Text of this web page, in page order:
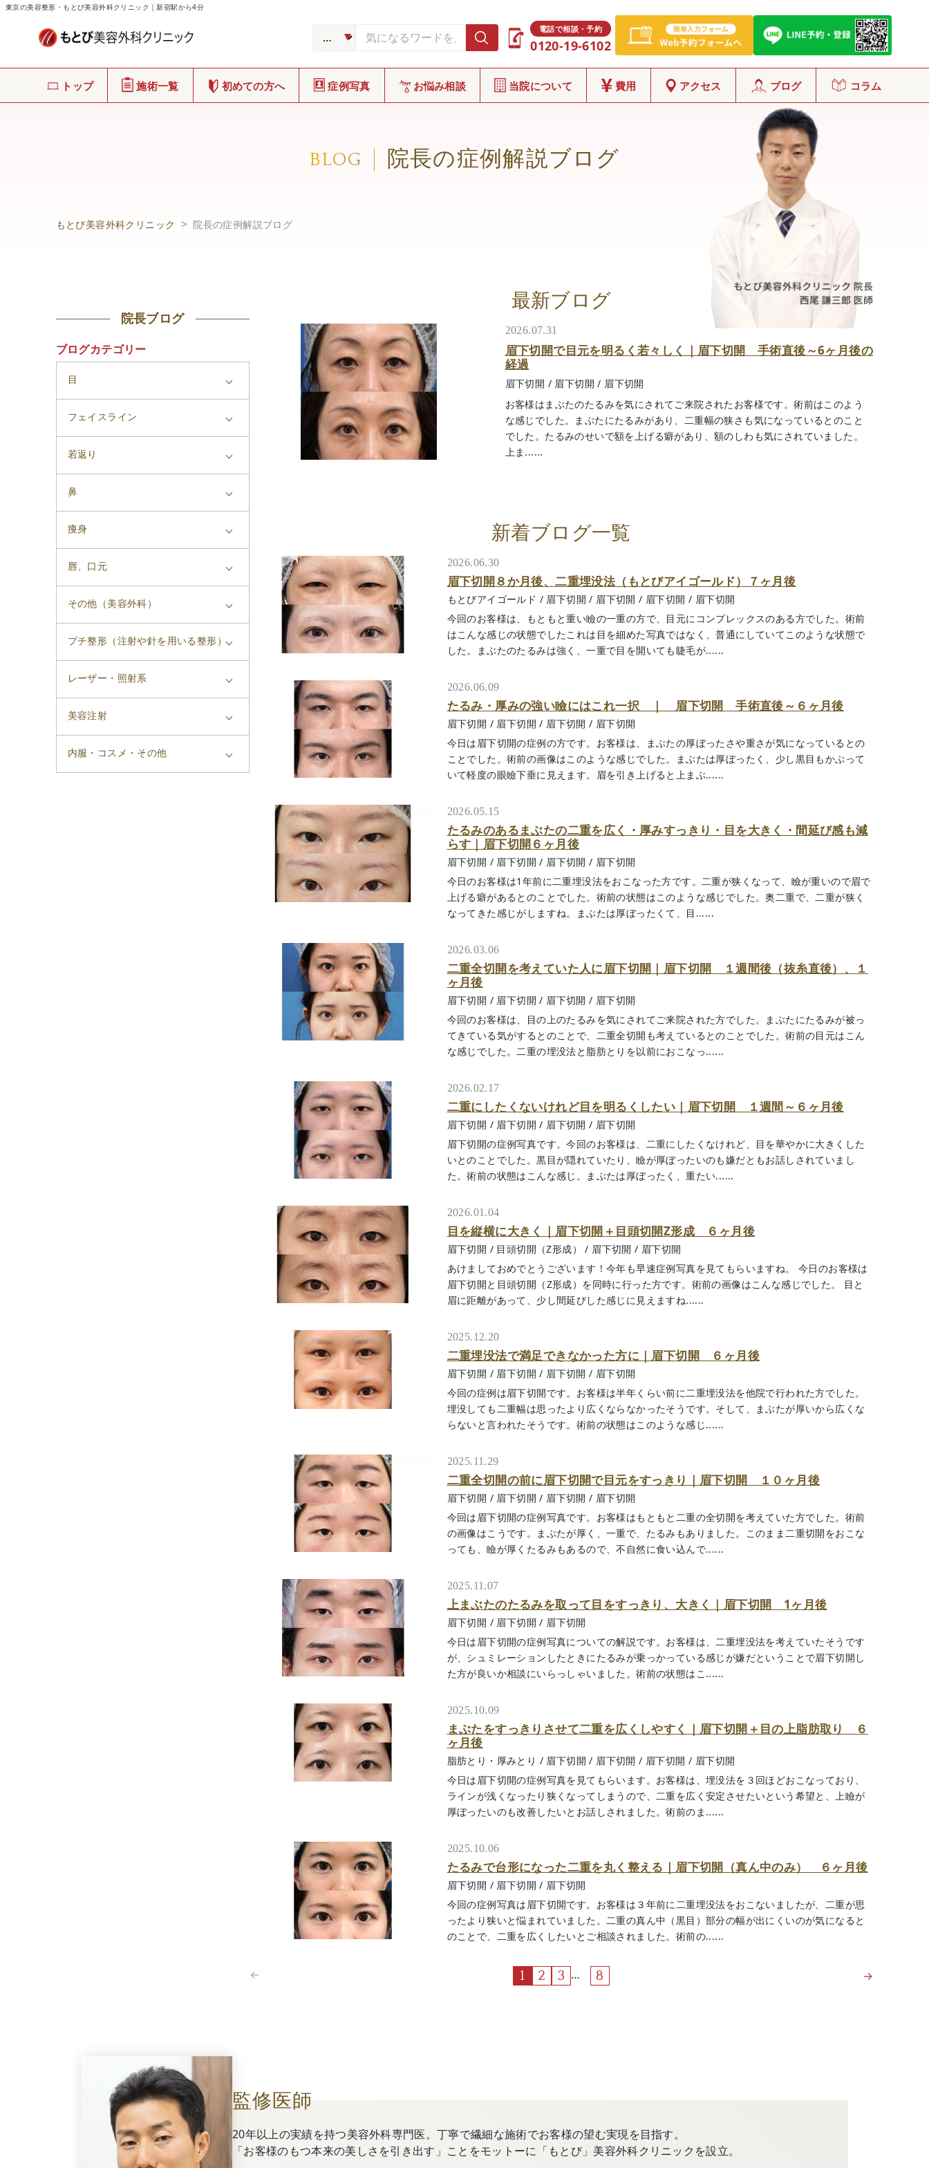
東京の美容整形・もとび美容外科クリニック｜新宿駅から4分
電話で相談・予約
0120-19-6102
トップ 施術一覧 初めての方へ 症例写真 お悩み相談 当院について 費用 アクセス ブログ コラム
BLOG 院長の症例解説ブログ
もとび美容外科クリニック 院長の症例解説ブログ
院長ブログ
ブログカテゴリー
目
フェイスライン
若返り
鼻
痩身
唇、口元
その他（美容外科）
プチ整形（注射や針を用いる整形）
レーザー・照射系
美容注射
内服・コスメ・その他
最新ブログ
2026.07.31
眉下切開で目元を明るく若々しく｜眉下切開 手術直後～6ヶ月後の
経過
眉下切開 / 眉下切開 / 眉下切開
お客様はまぶたのたるみを気にされてご来院されたお客様です。術前はこのよう
な感じでした。まぶたにたるみがあり、二重幅の狭さも気になっているとのこと
でした。たるみのせいで額を上げる癖があり、額のしわも気にされていました。
上ま......
新着ブログ一覧
2026.06.30
眉下切開８か月後、二重埋没法（もとびアイゴールド）７ヶ月後
もとびアイゴールド / 眉下切開 / 眉下切開 / 眉下切開 / 眉下切開
今回のお客様は、もともと重い瞼の一重の方で、目元にコンプレックスのある方でした。術前
はこんな感じの状態でしたこれは目を細めた写真ではなく、普通にしていてこのような状態で
した。まぶたのたるみは強く、一重で目を開いても睫毛が......
2026.06.09
たるみ・厚みの強い瞼にはこれ一択 ｜ 眉下切開 手術直後～６ヶ月後
眉下切開 / 眉下切開 / 眉下切開 / 眉下切開
今日は眉下切開の症例の方です。お客様は、まぶたの厚ぼったさや重さが気になっているとの
ことでした。術前の画像はこのような感じでした。まぶたは厚ぼったく、少し黒目もかぶって
いて軽度の眼瞼下垂に見えます。眉を引き上げると上まぶ......
2026.05.15
たるみのあるまぶたの二重を広く・厚みすっきり・目を大きく・間延び感も減
らす｜眉下切開６ヶ月後
眉下切開 / 眉下切開 / 眉下切開 / 眉下切開
今日のお客様は1年前に二重埋没法をおこなった方です。二重が狭くなって、瞼が重いので眉で
上げる癖があるとのことでした。術前の状態はこのような感じでした。奥二重で、二重が狭く
なってきた感じがしますね。まぶたは厚ぼったくて、目......
2026.03.06
二重全切開を考えていた人に眉下切開｜眉下切開 １週間後（抜糸直後）、１
ヶ月後
眉下切開 / 眉下切開 / 眉下切開 / 眉下切開
今回のお客様は、目の上のたるみを気にされてご来院された方でした。まぶたにたるみが被っ
てきている気がするとのことで、二重全切開も考えているとのことでした。術前の目元はこん
な感じでした。二重の埋没法と脂肪とりを以前におこなっ......
2026.02.17
二重にしたくないけれど目を明るくしたい｜眉下切開 １週間～６ヶ月後
眉下切開 / 眉下切開 / 眉下切開 / 眉下切開
眉下切開の症例写真です。今回のお客様は、二重にしたくなけれど、目を華やかに大きくした
いとのことでした。黒目が隠れていたり、瞼が厚ぼったいのも嫌だともお話しされていまし
た。術前の状態はこんな感じ。まぶたは厚ぼったく、重たい......
2026.01.04
目を縦横に大きく｜眉下切開＋目頭切開Z形成 ６ヶ月後
眉下切開 / 目頭切開（Z形成） / 眉下切開 / 眉下切開
あけましておめでとうございます！今年も早速症例写真を見てもらいますね。 今日のお客様は
眉下切開と目頭切開（Z形成）を同時に行った方です。術前の画像はこんな感じでした。 目と
眉に距離があって、少し間延びした感じに見えますね......
2025.12.20
二重埋没法で満足できなかった方に｜眉下切開 ６ヶ月後
眉下切開 / 眉下切開 / 眉下切開 / 眉下切開
今回の症例は眉下切開です。お客様は半年くらい前に二重埋没法を他院で行われた方でした。
埋没しても二重幅は思ったより広くならなかったそうです。そして、まぶたが厚いから広くな
らないと言われたそうです。術前の状態はこのような感じ......
2025.11.29
二重全切開の前に眉下切開で目元をすっきり｜眉下切開 １０ヶ月後
眉下切開 / 眉下切開 / 眉下切開 / 眉下切開
今回は眉下切開の症例写真です。お客様はもともと二重の全切開を考えていた方でした。術前
の画像はこうです。まぶたが厚く、一重で、たるみもありました。このまま二重切開をおこな
っても、瞼が厚くたるみもあるので、不自然に食い込んで......
2025.11.07
上まぶたのたるみを取って目をすっきり、大きく｜眉下切開 1ヶ月後
眉下切開 / 眉下切開 / 眉下切開
今日は眉下切開の症例写真についての解説です。お客様は、二重埋没法を考えていたそうです
が、シュミレーションしたときにたるみが乗っかっている感じが嫌だということで眉下切開し
た方が良いか相談にいらっしゃいました。術前の状態はこ......
2025.10.09
まぶたをすっきりさせて二重を広くしやすく｜眉下切開＋目の上脂肪取り ６
ヶ月後
脂肪とり・厚みとり / 眉下切開 / 眉下切開 / 眉下切開 / 眉下切開
今日は眉下切開の症例写真を見てもらいます。お客様は、埋没法を３回ほどおこなっており、
ラインが浅くなったり狭くなってしまうので、二重を広く安定させたいという希望と、上瞼が
厚ぼったいのも改善したいとお話しされました。術前のま......
2025.10.06
たるみで台形になった二重を丸く整える｜眉下切開（真ん中のみ） ６ヶ月後
眉下切開 / 眉下切開 / 眉下切開
今回の症例写真は眉下切開です。お客様は３年前に二重埋没法をおこないましたが、二重が思
ったより狭いと悩まれていました。二重の真ん中（黒目）部分の幅が出にくいのが気になると
のことで、二重を広くしたいとご相談されました。術前の......
← 1 2 3 … 8 →
監修医師
20年以上の実績を持つ美容外科専門医。丁寧で繊細な施術でお客様の望む実現を目指す。
「お客様のもつ本来の美しさを引き出す」ことをモットーに「もとび」美容外科クリニックを設立。